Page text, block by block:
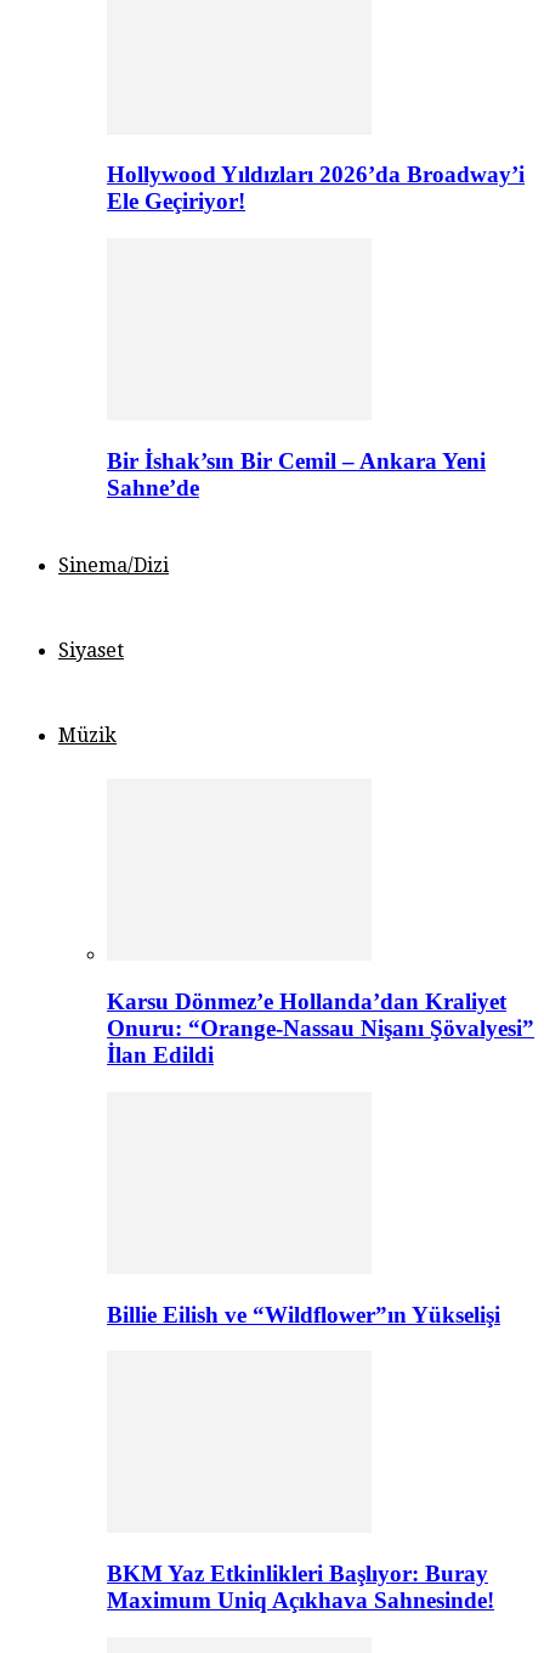
Hollywood Yıldızları 2026’da Broadway’i
Ele Geçiriyor!
Bir İshak’sın Bir Cemil – Ankara Yeni
Sahne’de
Sinema/Dizi
Siyaset
Müzik
Karsu Dönmez’e Hollanda’dan Kraliyet
Onuru: “Orange-Nassau Nişanı Şövalyesi”
İlan Edildi
Billie Eilish ve “Wildflower”ın Yükselişi
BKM Yaz Etkinlikleri Başlıyor: Buray
Maximum Uniq Açıkhava Sahnesinde!